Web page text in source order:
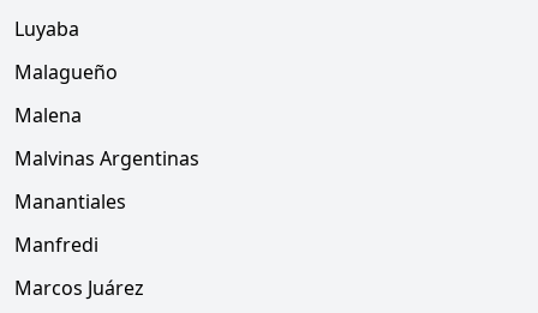
Luyaba
Malagueño
Malena
Malvinas Argentinas
Manantiales
Manfredi
Marcos Juárez